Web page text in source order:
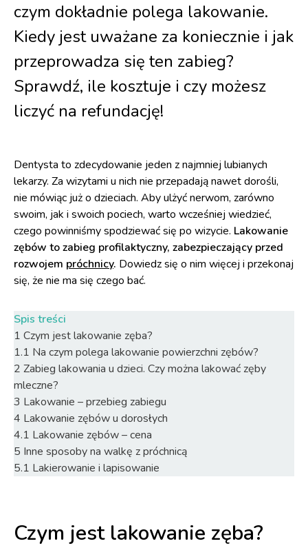
czym dokładnie polega lakowanie.
Kiedy jest uważane za koniecznie i jak
przeprowadza się ten zabieg?
Sprawdź, ile kosztuje i czy możesz
liczyć na refundację!
Dentysta to zdecydowanie jeden z najmniej lubianych
lekarzy. Za wizytami u nich nie przepadają nawet dorośli,
nie mówiąc już o dzieciach. Aby ulżyć nerwom, zarówno
swoim, jak i swoich pociech, warto wcześniej wiedzieć,
czego powinniśmy spodziewać się po wizycie. Lakowanie
zębów to zabieg profilaktyczny, zabezpieczający przed
rozwojem próchnicy. Dowiedz się o nim więcej i przekonaj
się, że nie ma się czego bać.
Spis treści
1 Czym jest lakowanie zęba?
1.1 Na czym polega lakowanie powierzchni zębów?
2 Zabieg lakowania u dzieci. Czy można lakować zęby
mleczne?
3 Lakowanie – przebieg zabiegu
4 Lakowanie zębów u dorosłych
4.1 Lakowanie zębów – cena
5 Inne sposoby na walkę z próchnicą
5.1 Lakierowanie i lapisowanie
Czym jest lakowanie zęba?